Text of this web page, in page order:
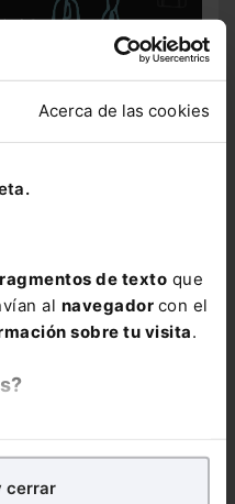
Acerca de las cookies
de texto que
al navegador con el
sobre tu visita.
tu experienciaen
con fines publicitarios,
cerrar